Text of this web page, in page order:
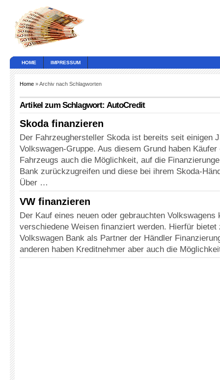
HOME IMPRESSUM
Home » Archiv nach Schlagworten
Artikel zum Schlagwort: AutoCredit
Skoda finanzieren
Der Fahrzeughersteller Skoda ist bereits seit einigen
Volkswagen-Gruppe. Aus diesem Grund haben
Fahrzeugs auch die Möglichkeit, auf die
Bank zurückzugreifen und diese bei ihrem Skoda-
Über …
VW finanzieren
Der Kauf eines neuen oder gebrauchten Volkswagens
verschiedene Weisen finanziert werden. Hierfür bietet
Volkswagen Bank als Partner der Händler
anderen haben Kreditnehmer aber auch die